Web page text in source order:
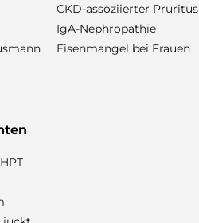
CKD-assoziierter Pruritus
IgA-Nephropathie
Eisenmangel bei Frauen